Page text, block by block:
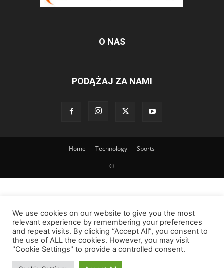
O NAS
PODĄŻAJ ZA NAMI
Home Technology Sports
©
We use cookies on our website to give you the most
relevant experience by remembering your preferences
and repeat visits. By clicking “Accept All”, you consent to
the use of ALL the cookies. However, you may visit
"Cookie Settings" to provide a controlled consent.